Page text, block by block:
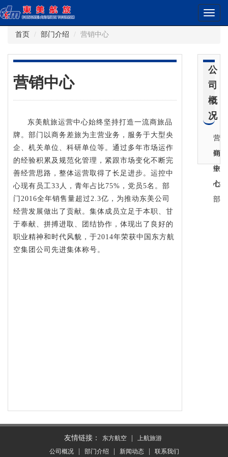
首页 部门介绍 营销中心
营销中心
东美航旅运营中心始终坚持打造一流商旅品
牌。部门以商务差旅为主营业务，服务于大型央
企、机关单位、科研单位等。通过多年市场运作
的经验积累及规范化管理，紧跟市场变化不断完
善经营思路，整体运营取得了长足进步。运控中
心现有员工33人，青年占比75%，党员5名。部
门2016全年销售量超过2.3亿，为推动东美公司
经营发展做出了贡献。集体成员立足于本职、甘
于奉献、拼搏进取、团结协作，体现出了良好的
职业精神和时代风貌，于2014年荣获中国东方航
空集团公司先进集体称号。
公
司
概
况
营
销
中
心
商
旅
七
部
友情链接： 东方航空
上航旅游
公司概况
部门介绍 新闻动态 联系我们